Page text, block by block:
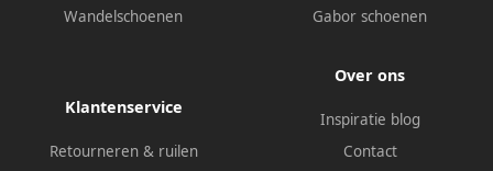
Wandelschoenen
Gabor schoenen
Klantenservice
Retourneren & ruilen
Over ons
Inspiratie blog
Contact